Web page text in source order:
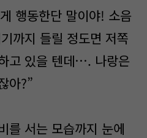
행동한단 말이야! 소음
까지 들릴 정도면 저쪽
고 있을 텐데…. 나랑은
아?”
를 서는 모습까지 눈에